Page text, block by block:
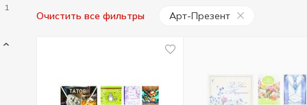
1
Очистить все фильтры Арт-Презент